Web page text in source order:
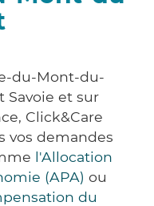
du-Mont-du-
Savoie et sur
Click&Care
vos demandes
l'Allocation
(APA) ou
du